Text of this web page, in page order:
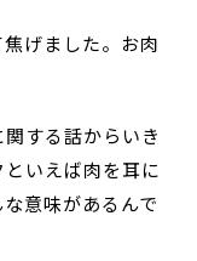
げました。お肉
する話からいき
いえば肉を耳に
意味があるんで